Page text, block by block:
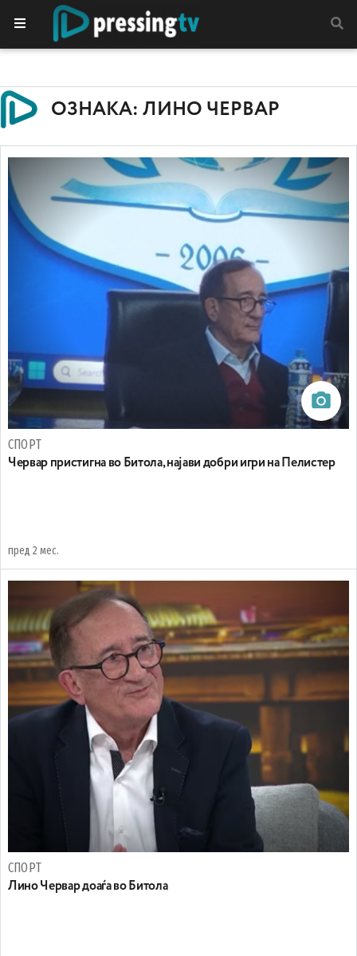
ОЗНАКА: ЛИНО ЧЕРВАР
СПОРТ
Червар пристигна во Битола, најави добри игри на Пелистер
пред 2 мес.
СПОРТ
Лино Червар доаѓа во Битола